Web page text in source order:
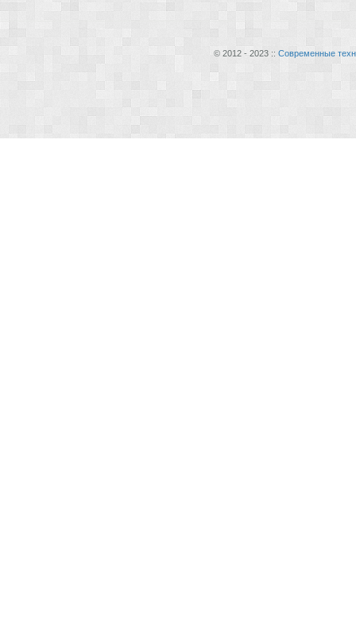
© 2012 - 2023 :: Современные